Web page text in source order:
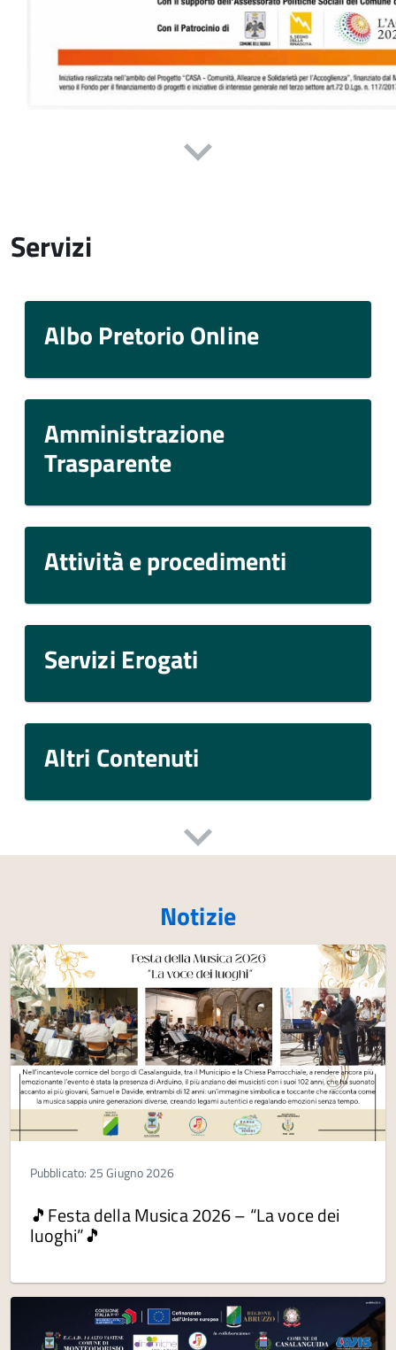
Servizi
Albo Pretorio Online
Amministrazione
Trasparente
Attività e procedimenti
Servizi Erogati
Altri Contenuti
Notizie
Pubblicato: 25 Giugno 2026
🎵Festa della Musica 2026 – “La voce dei
luoghi”🎵